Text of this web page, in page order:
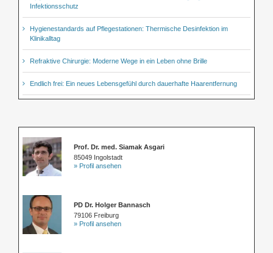
Infektionsschutz
Hygienestandards auf Pflegestationen: Thermische Desinfektion im
Klinikalltag
Refraktive Chirurgie: Moderne Wege in ein Leben ohne Brille
Endlich frei: Ein neues Lebensgefühl durch dauerhafte Haarentfernung
Prof. Dr. med. Siamak Asgari
85049 Ingolstadt
» Profil ansehen
PD Dr. Holger Bannasch
79106 Freiburg
» Profil ansehen